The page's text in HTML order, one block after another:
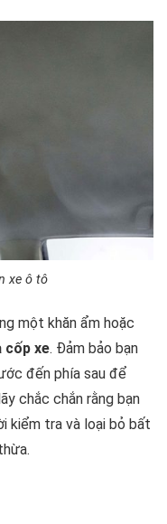
xe ô tô
một khăn ẩm hoặc
cốp xe. Đảm bảo bạn
đến phía sau để
chắc chắn rằng bạn
kiểm tra và loại bỏ bất